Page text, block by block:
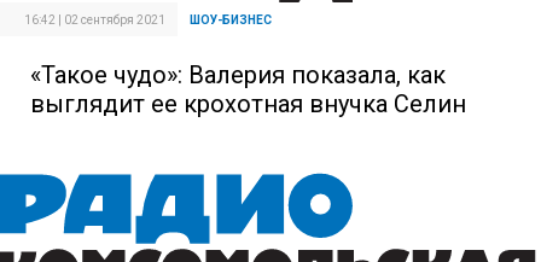
16:42 | 02 сентября 2021 ШОУ-БИЗНЕС
«Такое чудо»: Валерия показала, как
выглядит ее крохотная внучка Селин